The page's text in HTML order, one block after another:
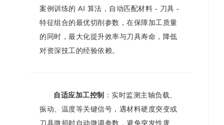
案例训练的 AI 算法，自动匹配材料 - 刀具 -
特征组合的最优切削参数，在保障加工质量
的同时，最大化提升效率与刀具寿命，降低
对资深技工的经验依赖。
自适应加工控制
：实时监测主轴负载、
振动、温度等关键信号，遇材料硬度突变或
刀具微损时自动微调参数，避免突发性废